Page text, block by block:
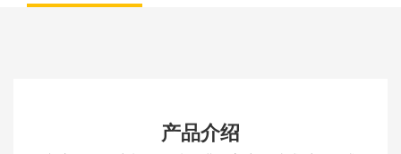
产品介绍